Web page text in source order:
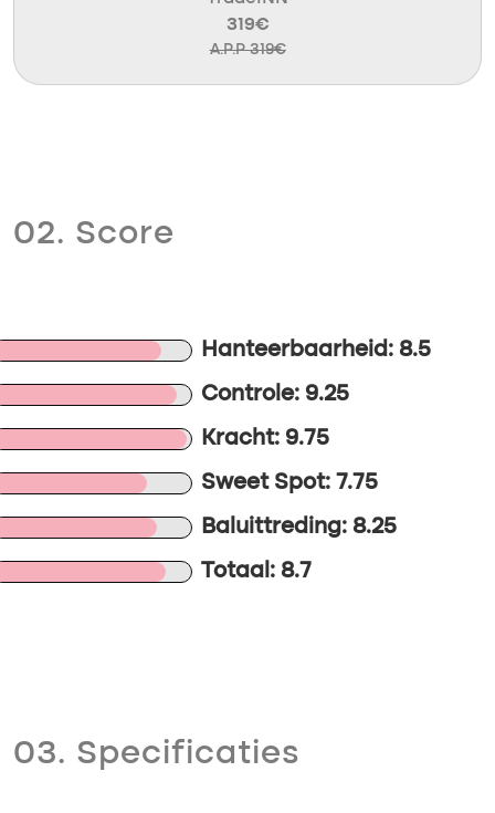
319€
A.P.P 319€
02. Score
Hanteerbaarheid: 8.5
Controle: 9.25
Kracht: 9.75
Sweet Spot: 7.75
Baluittreding: 8.25
Totaal: 8.7
03. Specificaties